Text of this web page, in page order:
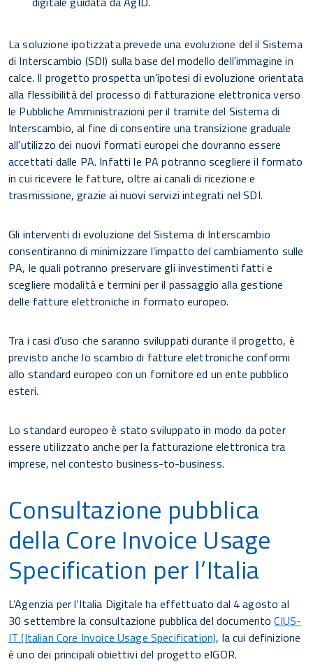
La soluzione ipotizzata prevede una evoluzione del il Sistema
di Interscambio (SDI) sulla base del modello dell'immagine in
calce. Il progetto prospetta un’ipotesi di evoluzione orientata
alla flessibilità del processo di fatturazione elettronica verso
le Pubbliche Amministrazioni per il tramite del Sistema di
Interscambio, al fine di consentire una transizione graduale
all’utilizzo dei nuovi formati europei che dovranno essere
accettati dalle PA. Infatti le PA potranno scegliere il formato
in cui ricevere le fatture, oltre ai canali di ricezione e
trasmissione, grazie ai nuovi servizi integrati nel SDI.
Gli interventi di evoluzione del Sistema di Interscambio
consentiranno di minimizzare l’impatto del cambiamento sulle
PA, le quali potranno preservare gli investimenti fatti e
scegliere modalità e termini per il passaggio alla gestione
delle fatture elettroniche in formato europeo.
Tra i casi d’uso che saranno sviluppati durante il progetto, è
previsto anche lo scambio di fatture elettroniche conformi
allo standard europeo con un fornitore ed un ente pubblico
esteri.
Lo standard europeo è stato sviluppato in modo da poter
essere utilizzato anche per la fatturazione elettronica tra
imprese, nel contesto business-to-business.
Consultazione pubblica
della Core Invoice Usage
Specification per l’Italia
L’Agenzia per l’Italia Digitale ha effettuato dal 4 agosto al
30 settembre la consultazione pubblica del documentoCIUS-
IT (Italian Core Invoice Usage Specification), la cui definizione
è uno dei principali obiettivi del progetto eIGOR.